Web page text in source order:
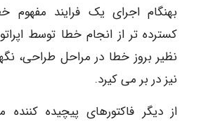
بهنگام اجرای یک فرایند
کسترده تر از انجام خطا توسط
نظیر بروز خطا در مراحل طراحی،
نیز در بر می کیرد.
از دیگر فاکتورهای پیچیده